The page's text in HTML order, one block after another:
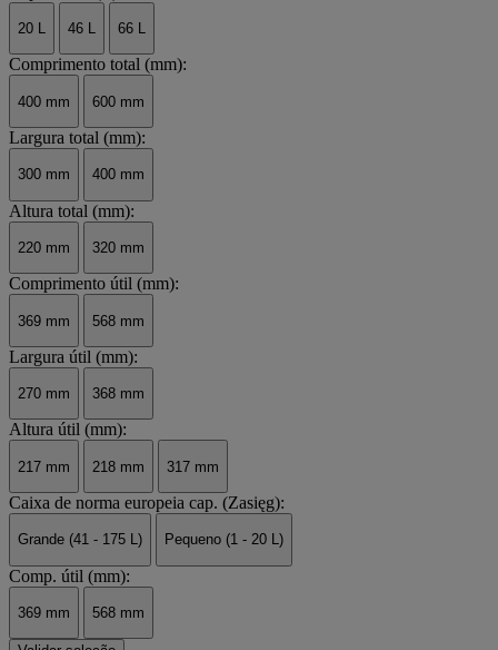
20 L 46 L 66 L
Comprimento total (mm):
400 mm 600 mm
Largura total (mm):
300 mm 400 mm
Altura total (mm):
220 mm 320 mm
Comprimento útil (mm):
369 mm 568 mm
Largura útil (mm):
270 mm 368 mm
Altura útil (mm):
217 mm 218 mm 317 mm
Caixa de norma europeia cap. (Zasięg):
Grande (41 - 175 L) Pequeno (1 - 20 L)
Comp. útil (mm):
369 mm 568 mm